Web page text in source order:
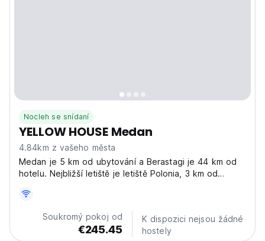
Nocleh se snídaní
YELLOW HOUSE Medan
4.84km z vašeho města
Medan je 5 km od ubytování a Berastagi je 44 km od
hotelu. Nejbližší letiště je letiště Polonia, 3 km od
Soukromý pokoj od
€245.45
K dispozici nejsou žádné
hostely